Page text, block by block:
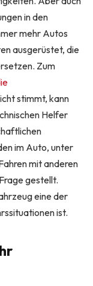
in den
mehr Autos
ausgerüstet, die
Zum
stimmt, kann
Helfer
im Auto, unter
mit anderen
gestellt.
eine der
ist.